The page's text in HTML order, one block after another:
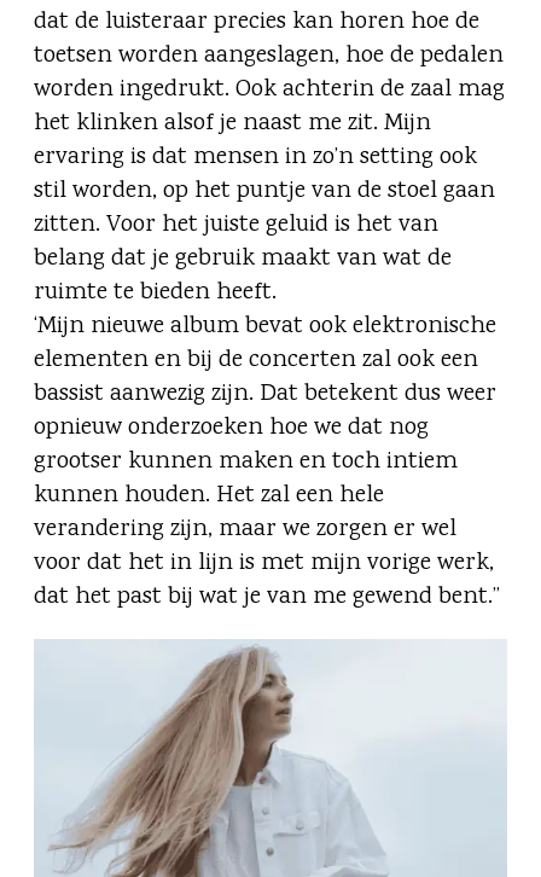
dat de luisteraar precies kan horen hoe de
toetsen worden aangeslagen, hoe de pedalen
worden ingedrukt. Ook achterin de zaal mag
het klinken alsof je naast me zit. Mijn
ervaring is dat mensen in zo’n setting ook
stil worden, op het puntje van de stoel gaan
zitten. Voor het juiste geluid is het van
belang dat je gebruik maakt van wat de
ruimte te bieden heeft.
‘Mijn nieuwe album bevat ook elektronische
elementen en bij de concerten zal ook een
bassist aanwezig zijn. Dat betekent dus weer
opnieuw onderzoeken hoe we dat nog
grootser kunnen maken en toch intiem
kunnen houden. Het zal een hele
verandering zijn, maar we zorgen er wel
voor dat het in lijn is met mijn vorige werk,
dat het past bij wat je van me gewend bent.”